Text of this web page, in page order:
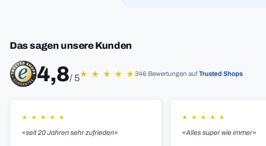
Das sagen unsere Kunden
4,8/ 5★ ★ ★ ★ ★346 Bewertungen aufTrusted Shops
★ ★ ★ ★ ★
«seit 20 Jahren sehr zufrieden»
★ ★ ★ ★ ★
«Alles super wie immer»